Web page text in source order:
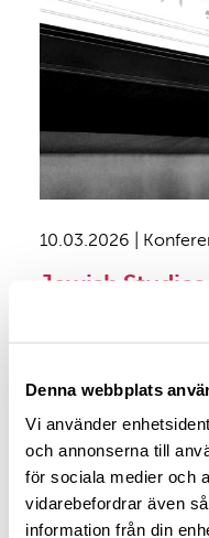
Denna webbplats
Vi använder
och annonserna till
för sociala medier och
vidarebefordrar även
information från din
10.03.2026 |
Jewish
Jewish Studies in
Researcher
November, 2026
in all disciplines
“Jewish Studies”. It
junior researchers